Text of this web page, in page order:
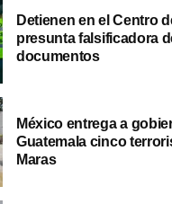
Detienen en el Centro
presunta falsificadora
documentos
México entrega a
Guatemala cinco
Maras